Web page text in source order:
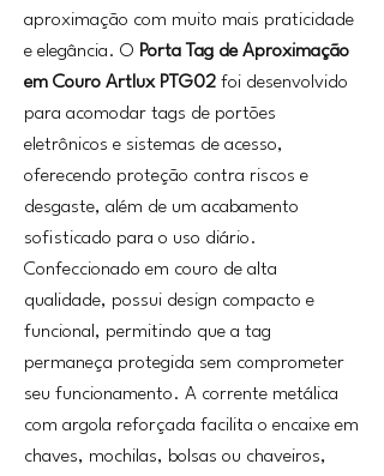
aproximação com muito mais praticidade
e elegância. O Porta Tag de Aproximação
em Couro Artlux PTG02 foi desenvolvido
para acomodar tags de portões
eletrônicos e sistemas de acesso,
oferecendo proteção contra riscos e
desgaste, além de um acabamento
sofisticado para o uso diário.
Confeccionado em couro de alta
qualidade, possui design compacto e
funcional, permitindo que a tag
permaneça protegida sem comprometer
seu funcionamento. A corrente metálica
com argola reforçada facilita o encaixe em
chaves, mochilas, bolsas ou chaveiros,